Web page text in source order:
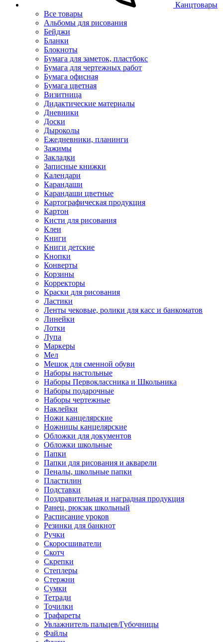
Канцтовары
Все товары
Альбомы для рисования
Бейджи
Бланки
Блокноты
Бумага для заметок, пластбокс
Бумага для чертежных работ
Бумага офисная
Бумага цветная
Визитница
Дидактические материалы
Дневники
Доски
Дыроколы
Ежедневники, планинги
Зажимы
Закладки
Записные книжки
Календари
Карандаши
Карандаши цветные
Картографическая продукция
Картон
Кисти для рисования
Клеи
Книги
Книги детские
Кнопки
Конверты
Корзины
Корректоры
Краски для рисования
Ластики
Ленты чековые, ролики для касс и банкоматов
Линейки
Лотки
Лупа
Маркеры
Мел
Мешок для сменной обуви
Наборы настольные
Наборы Первоклассника и Школьника
Наборы подарочные
Наборы чертежные
Наклейки
Ножи канцелярские
Ножницы канцелярские
Обложки для документов
Обложки школьные
Папки
Папки для рисования и акварели
Пеналы, школьные папки
Пластилин
Подставки
Поздравительная и наградная продукция
Ранец, рюкзак школьный
Расписание уроков
Резинки для банкнот
Ручки
Скоросшиватели
Скотч
Скрепки
Степлеры
Стержни
Сумки
Тетради
Точилки
Трафареты
Увлажнитель пальцев/Губочницы
Файлы